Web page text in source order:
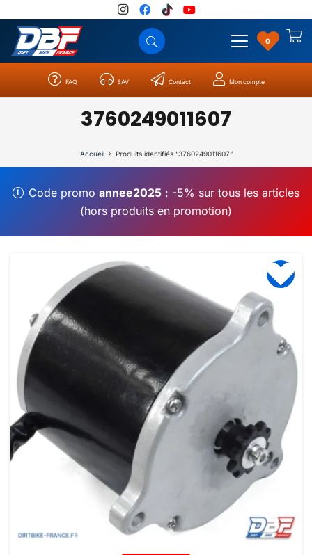
0
FAQ SAV Contact Mon compte
3760249011607
Accueil Produits identifiés “3760249011607”
Code promo annee2025: -5% sur tous les articles
(hors produits en promotion)
Catégories Résultats